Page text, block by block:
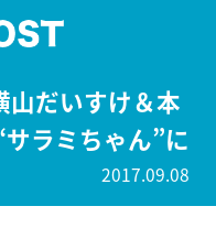
山だいすけ＆本
ラミちゃん”に
2017.09.08